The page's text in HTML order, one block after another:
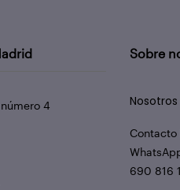
4
Sobre
Nosotros
Contacto
690 816